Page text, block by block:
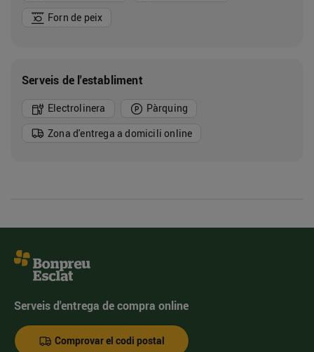
Forn de peix
Serveis de l'establiment
Electrolinera
Pàrquing
Zona d'entrega a domicili online
Serveis d'entrega de compra online
Comprovar el codi postal